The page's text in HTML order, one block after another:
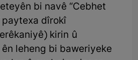
bi navê “Cebhet
paytexa dîrokî
kirin û
leheng bi baweriyeke